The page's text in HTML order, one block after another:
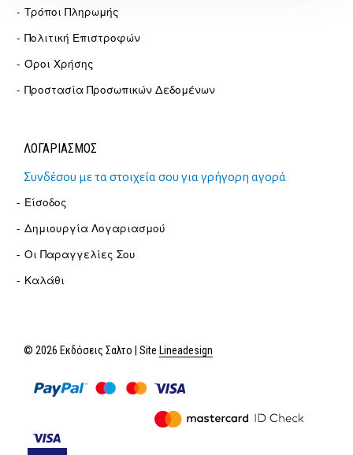
Τρόποι Πληρωμής
Πολιτική Επιστροφών
Όροι Χρήσης
Προστασία Προσωπικών Δεδομένων
ΛΟΓΑΡΙΑΣΜΟΣ
Συνδέσου με τα στοιχεία σου για γρήγορη αγορά
Είσοδος
Δημιουργία Λογαριασμού
Οι Παραγγελίες Σου
Καλάθι
© 2026 Εκδόσεις Σαλτο | Site Lineadesign